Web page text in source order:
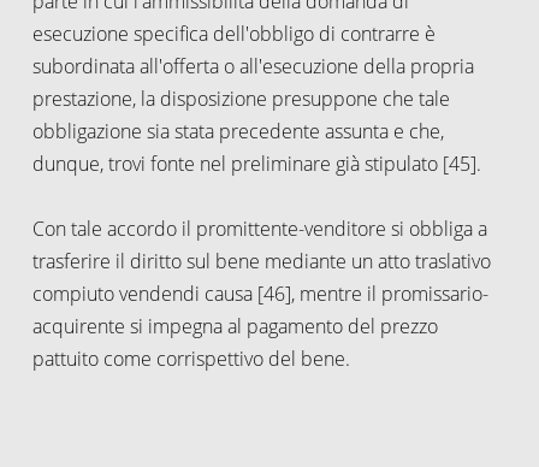
esecuzione specifica dell'obbligo di contrarre è
subordinata all'offerta o all'esecuzione della propria
prestazione, la disposizione presuppone che tale
obbligazione sia stata precedente assunta e che,
dunque, trovi fonte nel preliminare già stipulato [45].
Con tale accordo il promittente-venditore si obbliga a
trasferire il diritto sul bene mediante un atto traslativo
compiuto vendendi causa [46], mentre il promissario-
acquirente si impegna al pagamento del prezzo
pattuito come corrispettivo del bene.